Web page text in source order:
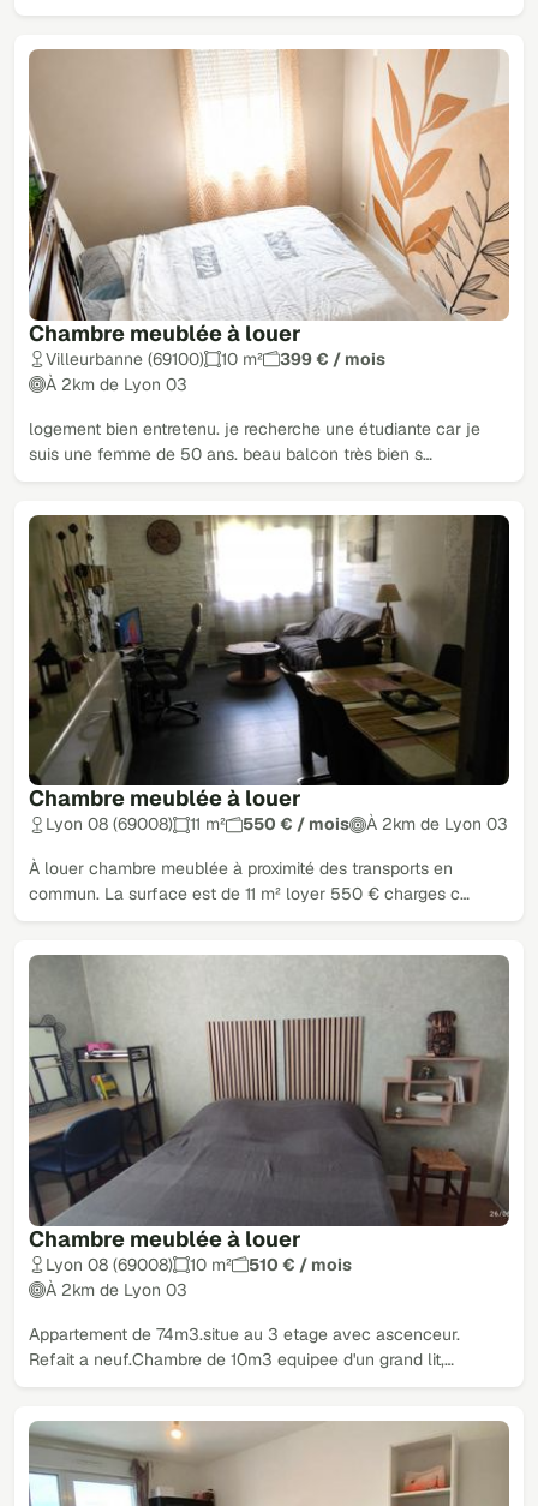
Chambre meublée à louer
Villeurbanne (69100) 10 m²
399 € / mois
À 2km de Lyon 03
logement bien entretenu. je recherche une étudiante car je
suis une femme de 50 ans. beau balcon très bien s…
Chambre meublée à louer
Lyon 08 (69008) 11 m² 550 € / mois À 2km de Lyon 03
À louer chambre meublée à proximité des transports en
commun. La surface est de 11 m² loyer 550 € charges c…
Chambre meublée à louer
Lyon 08 (69008) 10 m²
510 € / mois
À 2km de Lyon 03
Appartement de 74m3.situe au 3 etage avec ascenceur.
Refait a neuf.Chambre de 10m3 equipee d'un grand lit,…